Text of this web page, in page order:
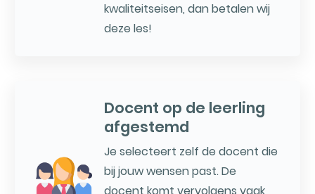
kwaliteitseisen, dan betalen wij
deze les!
Docent op de leerling
afgestemd
Je selecteert zelf de docent die
bij jouw wensen past. De